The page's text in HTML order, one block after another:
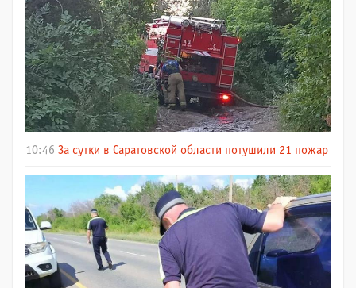
10:46 За сутки в Саратовской области потушили 21 пожар